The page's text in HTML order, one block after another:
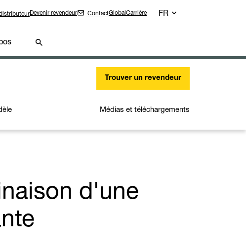
Devenir revendeur ContactGlobalCarrière FR
Trouver un revendeur
Médias et téléchargements
d'une